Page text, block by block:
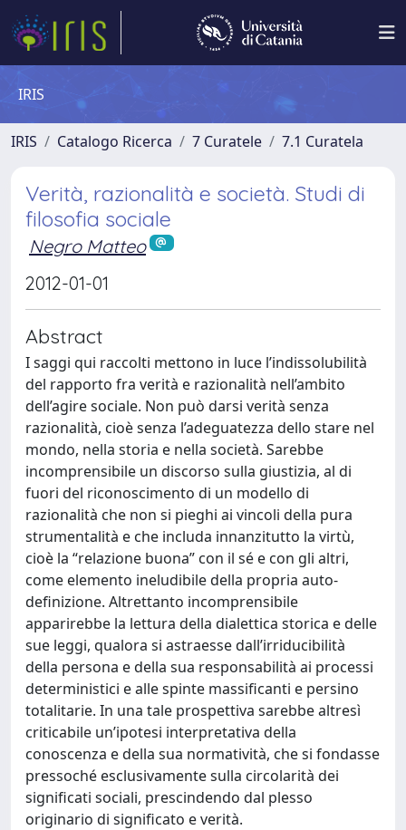
IRIS
IRIS Catalogo Ricerca 7 Curatele 7.1 Curatela
Verità, razionalità e società. Studi di
filosofia sociale
Negro Matteo
2012-01-01
Abstract
I saggi qui raccolti mettono in luce l’indissolubilità
del rapporto fra verità e razionalità nell’ambito
dell’agire sociale. Non può darsi verità senza
razionalità, cioè senza l’adeguatezza dello stare nel
mondo, nella storia e nella società. Sarebbe
incomprensibile un discorso sulla giustizia, al di
fuori del riconoscimento di un modello di
razionalità che non si pieghi ai vincoli della pura
strumentalità e che includa innanzitutto la virtù,
cioè la “relazione buona” con il sé e con gli altri,
come elemento ineludibile della propria auto-
definizione. Altrettanto incomprensibile
apparirebbe la lettura della dialettica storica e delle
sue leggi, qualora si astraesse dall’irriducibilità
della persona e della sua responsabilità ai processi
deterministici e alle spinte massificanti e persino
totalitarie. In una tale prospettiva sarebbe altresì
criticabile un’ipotesi interpretativa della
conoscenza e della sua normatività, che si fondasse
pressoché esclusivamente sulla circolarità dei
significati sociali, prescindendo dal plesso
originario di significato e verità.